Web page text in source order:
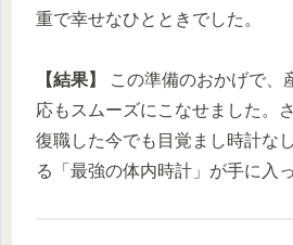
重で幸せなひとときでした。
【結果】
この準備のおかげで、
応もスムーズにこなせました。
復職した今でも目覚まし時計な
る「最強の体内時計」が手に入